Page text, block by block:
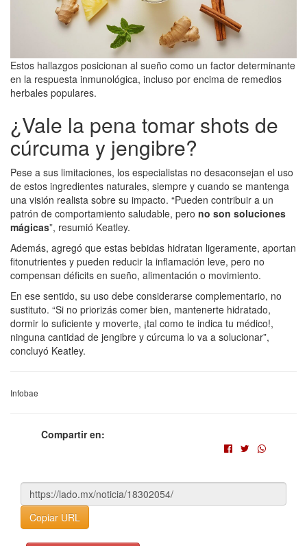
Estos hallazgos posicionan al sueño como un factor determinante
en la respuesta inmunológica, incluso por encima de remedios
herbales populares.
¿Vale la pena tomar shots de
cúrcuma y jengibre?
Pese a sus limitaciones, los especialistas no desaconsejan el uso
de estos ingredientes naturales, siempre y cuando se mantenga
una visión realista sobre su impacto. “Pueden contribuir a un
patrón de comportamiento saludable, pero no son soluciones
mágicas”, resumió Keatley.
Además, agregó que estas bebidas hidratan ligeramente, aportan
fitonutrientes y pueden reducir la inflamación leve, pero no
compensan déficits en sueño, alimentación o movimiento.
En ese sentido, su uso debe considerarse complementario, no
sustituto. “Si no priorizás comer bien, mantenerte hidratado,
dormir lo suficiente y moverte, ¡tal como te indica tu médico!,
ninguna cantidad de jengibre y cúrcuma lo va a solucionar”,
concluyó Keatley.
Infobae
Compartir en:
Copiar URL